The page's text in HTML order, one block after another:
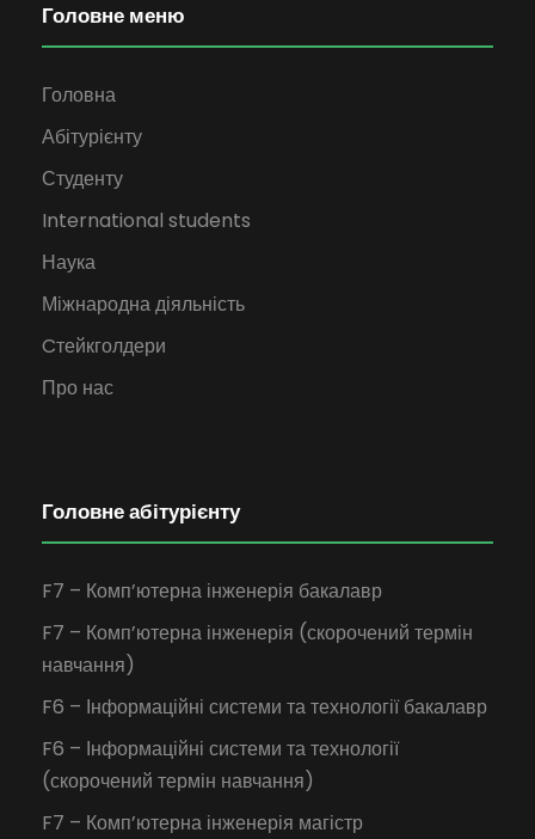
Головне меню
Головна
Абітурієнту
Студенту
International students
Наука
Міжнародна діяльність
Cтейкголдери
Про нас
Головне абітурієнту
F7 – Комп’ютерна інженерія бакалавр
F7 – Комп’ютерна інженерія (скорочений термін
навчання)
F6 – Інформаційні системи та технології бакалавр
F6 – Інформаційні системи та технології
(скорочений термін навчання)
F7 – Комп’ютерна інженерія магістр